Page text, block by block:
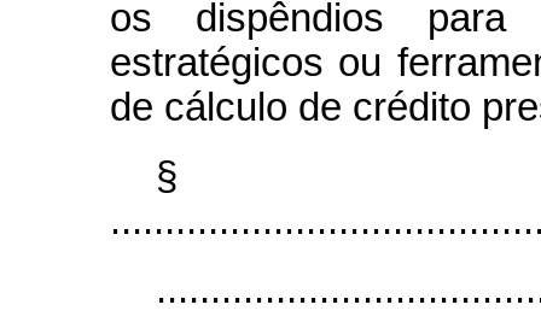
os dispêndios
estratégicos ou
de cálculo de crédito
§